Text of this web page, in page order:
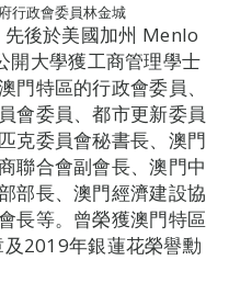
行政會委員林金城
後於美國加州 Menlo
開大學獲工商管理學士
門特區的行政會委員、
會委員、都市更新委員
克委員會秘書長、澳門
聯合會副會長、澳門中
部長、澳門經濟建設協
長等。曾榮獲澳門特區
2019年銀蓮花榮譽勳